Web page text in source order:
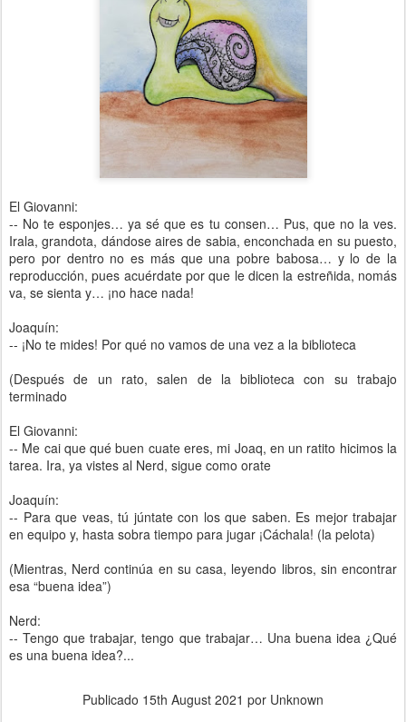
El Giovanni:
-- No te esponjes… ya sé que es tu consen… Pus, que no la ves.
Irala, grandota, dándose aires de sabia, enconchada en su puesto,
pero por dentro no es más que una pobre babosa… y lo de la
reproducción, pues acuérdate por que le dicen la estreñida, nomás
va, se sienta y… ¡no hace nada!
Joaquín:
-- ¡No te mides! Por qué no vamos de una vez a la biblioteca
(Después de un rato, salen de la biblioteca con su trabajo
terminado
El Giovanni:
-- Me cai que qué buen cuate eres, mi Joaq, en un ratito hicimos la
tarea. Ira, ya vistes al Nerd, sigue como orate
Joaquín:
-- Para que veas, tú júntate con los que saben. Es mejor trabajar
en equipo y, hasta sobra tiempo para jugar ¡Cáchala! (la pelota)
(Mientras, Nerd continúa en su casa, leyendo libros, sin encontrar
esa “buena idea”)
Nerd:
-- Tengo que trabajar, tengo que trabajar… Una buena idea ¿Qué
es una buena idea?...
Publicado 15th August 2021 por Unknown